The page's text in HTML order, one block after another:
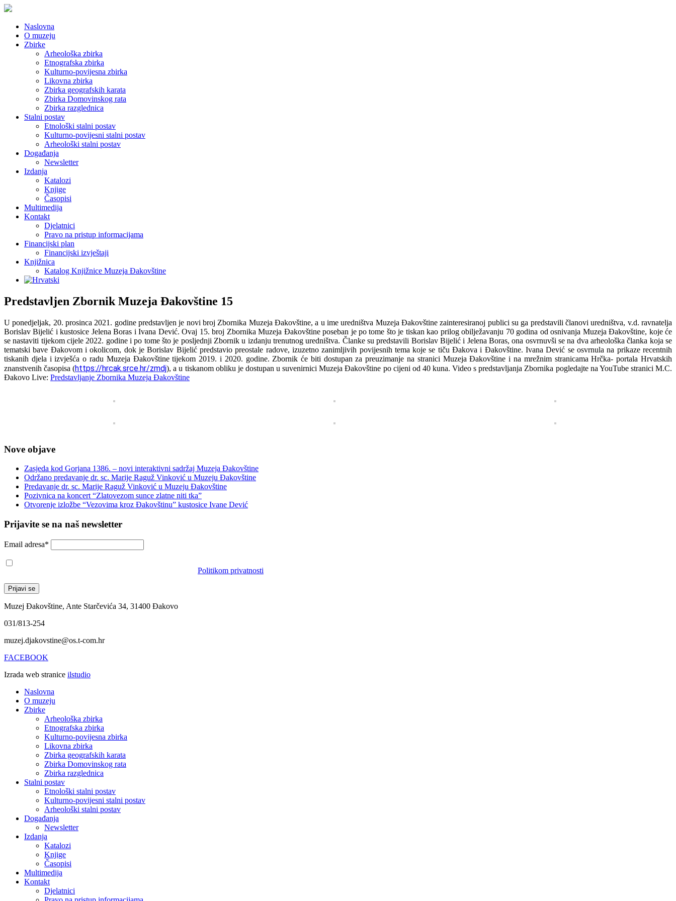
Naslovna
O muzeju
Zbirke
Arheološka zbirka
Etnografska zbirka
Kulturno-povijesna zbirka
Likovna zbirka
Zbirka geografskih karata
Zbirka Domovinskog rata
Zbirka razglednica
Stalni postav
Etnološki stalni postav
Kulturno-povijesni stalni postav
Arheološki stalni postav
Događanja
Newsletter
Izdanja
Katalozi
Knjige
Časopisi
Multimedija
Kontakt
Djelatnici
Pravo na pristup informacijama
Financijski plan
Financijski izvještaji
Knjižnica
Katalog Knjižnice Muzeja Đakovštine
Predstavljen Zbornik Muzeja Đakovštine 15
U ponedjeljak, 20. prosinca 2021. godine predstavljen je novi broj Zbornika Muzeja Đakovštine, a u ime uredništva Muzeja Đakovštine zainteresiranoj publici su ga predstavili članovi uredništva, v.d. ravnatelja
Borislav Bijelić i kustosice Jelena Boras i Ivana Dević. Ovaj 15. broj Zbornika Muzeja Đakovštine poseban je po tome što je tiskan kao prilog obilježavanju 70 godina od osnivanja Muzeja Đakovštine, koje će
se nastaviti tijekom cijele 2022. godine i po tome što je posljednji Zbornik u izdanju trenutnog uredništva. Članke su predstavili Borislav Bijelić i Jelena Boras, ona osvrnuvši se na dva arheološka članka koja se
tematski bave Đakovom i okolicom, dok je Borislav Bijelić predstavio preostale radove, izuzetno zanimljivih povijesnih tema koje se tiču Đakova i Đakovštine. Ivana Dević se osvrnula na prikaze recentnih
tiskanih djela i izvješća o radu Muzeja Đakovštine tijekom 2019. i 2020. godine. Zbornik će biti dostupan za preuzimanje na stranici Muzeja Đakovštine i na mrežnim stranicama Hrčka- portala Hrvatskih
znanstvenih časopisa (https://hrcak.srce.hr/zmdj), a u tiskanom obliku je dostupan u suvenirnici Muzeja Đakovštine po cijeni od 40 kuna. Video s predstavljanja Zbornika pogledajte na YouTube stranici M.C.
Đakovo Live: Predstavljanje Zbornika Muzeja Đakovštine
Nove objave
Zasjeda kod Gorjana 1386. – novi interaktivni sadržaj Muzeja Đakovštine
Održano predavanje dr. sc. Marije Raguž Vinković u Muzeju Đakovštine
Predavanje dr. sc. Marije Raguž Vinković u Muzeju Đakovštine
Pozivnica na koncert “Zlatovezom sunce zlatne niti tka”
Otvorenje izložbe “Vezovima kroz Đakovštinu” kustosice Ivane Dević
Prijavite se na naš newsletter
Email adresa*
Politikom privatnosti
Muzej Đakovštine, Ante Starčevića 34, 31400 Đakovo
031/813-254
muzej.djakovstine@os.t-com.hr
FACEBOOK
Izrada web stranice ilstudio
Naslovna
O muzeju
Zbirke
Arheološka zbirka
Etnografska zbirka
Kulturno-povijesna zbirka
Likovna zbirka
Zbirka geografskih karata
Zbirka Domovinskog rata
Zbirka razglednica
Stalni postav
Etnološki stalni postav
Kulturno-povijesni stalni postav
Arheološki stalni postav
Događanja
Newsletter
Izdanja
Katalozi
Knjige
Časopisi
Multimedija
Kontakt
Djelatnici